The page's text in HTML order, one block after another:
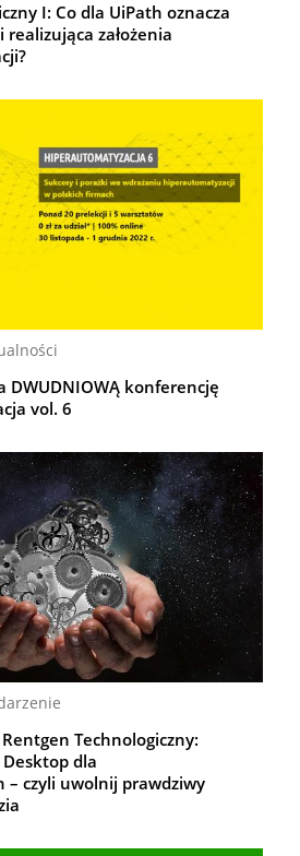
I: Co dla UiPath oznacza
założenia
DWUDNIOWĄ konferencję
vol. 6
Technologiczny:
dla
– czyli uwolnij prawdziwy